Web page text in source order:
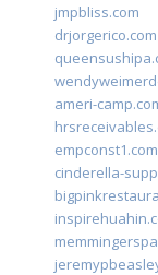
jmpbliss.com
drjorgerico.com
ameri-
empconst1.com
cinderella-